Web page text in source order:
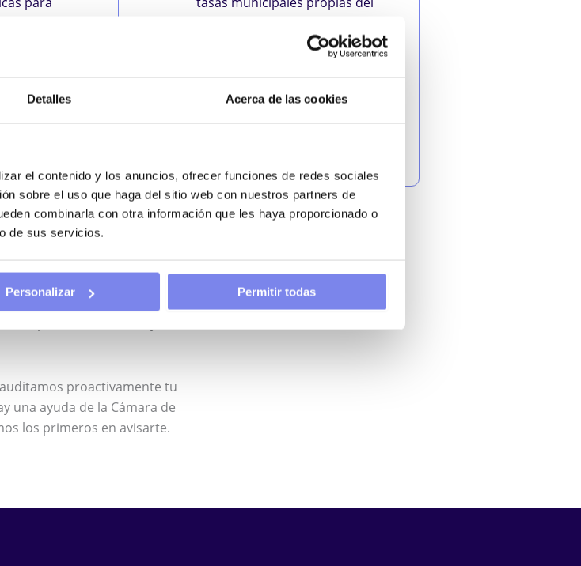
Detalles Acerca de las cookies
el contenido y los anuncios, ofrecer funciones de redes sociales
sobre el uso que haga del sitio web con nuestros partners de
combinarla con otra información que les haya proporcionado o
de sus servicios.
Personalizar Permitir todas
y
libros y
Representación ante
inspecciones:Defensa técnica y
asistencia ante requerimientos
normativo canario
inspecciones de trabajo en
proactivamente tu
una ayuda de la Cámara de
los primeros en avisarte.